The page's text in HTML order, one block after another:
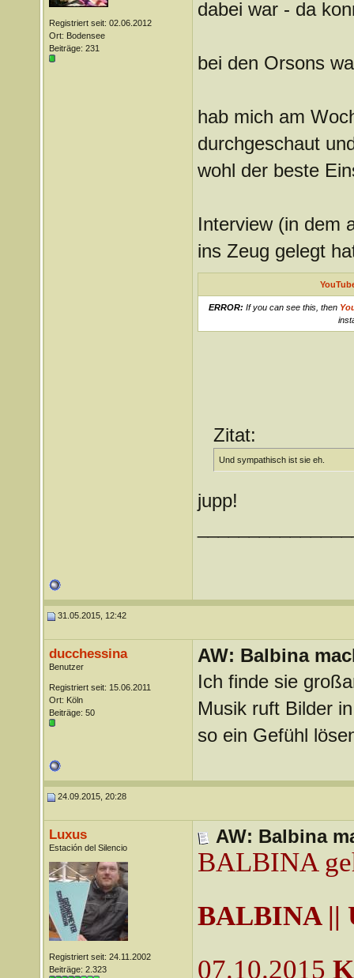
Registriert seit: 02.06.2012
Ort: Bodensee
Beiträge: 231
dabei war - da
bei den Orsons
hab mich am
durchgeschaut
wohl der beste
Interview (in dem
ins Zeug gelegt
ERROR: If you can see this, then
Zitat:
Und sympathisch ist sie eh.
jupp!
31.05.2015, 12:42
ducchessina
Benutzer
Registriert seit: 15.06.2011
Ort: Köln
Beiträge: 50
AW: Balbina
Ich finde sie
Musik ruft Bilder
so ein Gefühl
24.09.2015, 20:28
Luxus
Estación del Silencio
Registriert seit: 24.11.2002
Beiträge: 2.323
AW: Balbina
BALBINA
BALBINA ||
07.10.2015